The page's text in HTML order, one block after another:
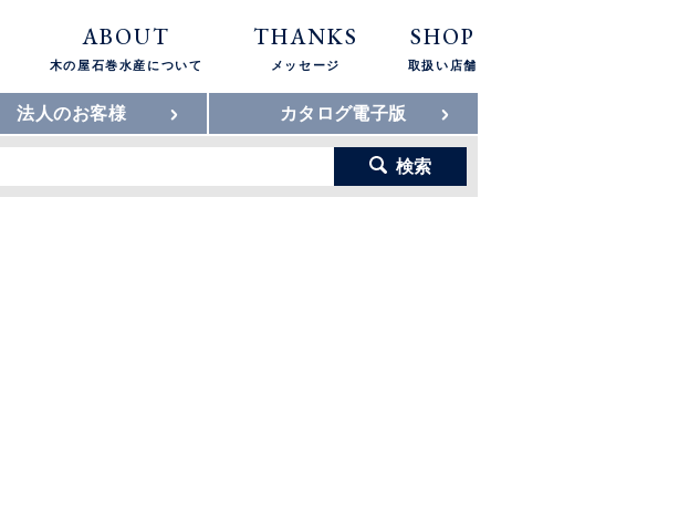
ABOUT
木の屋石巻水産について
THANKS
メッセージ
SHOP
取扱い店舗
法人のお客様 カタログ電子版
検索